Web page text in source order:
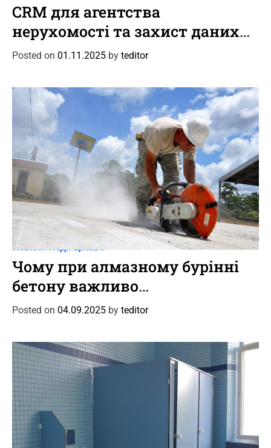
a
t
e
g
i
CRM для агентства
нерухомості та захист даних
клієнтів
Posted on 01.11.2025 by teditor
C
a
e
g
i
e
s
Новини Події Цікаве
Чому при алмазному бурінні
бетону важливо
дотримуватися кутового
для точного проходження
арматури
Posted on 04.09.2025 by teditor